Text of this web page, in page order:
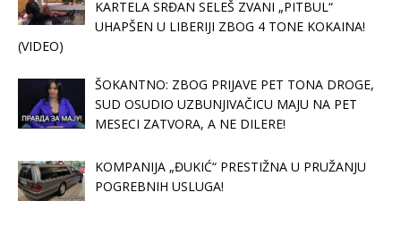
KARTELA SRĐAN SELEŠ ZVANI „PITBUL“
UHAPŠEN U LIBERIJI ZBOG 4 TONE KOKAINA!
(VIDEO)
ŠOKANTNO: ZBOG PRIJAVE PET TONA DROGE,
SUD OSUDIO UZBUNJIVAČICU MAJU NA PET
MESECI ZATVORA, A NE DILERE!
KOMPANIJA „ĐUKIĆ“ PRESTIŽNA U PRUŽANJU
POGREBNIH USLUGA!